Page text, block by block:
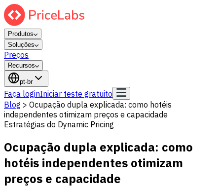
Produtos
Soluções
Preços
Recursos
pt-br
Faça loginIniciar teste gratuito
Blog > Ocupação dupla explicada: como hotéis
independentes otimizam preços e capacidade
Estratégias do Dynamic Pricing
Ocupação dupla explicada: como
hotéis independentes otimizam
preços e capacidade